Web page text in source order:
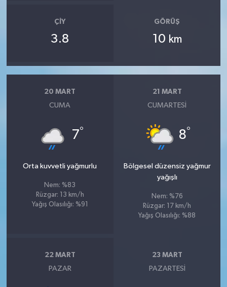
ÇIY
3.8
GÖRÜŞ
10 km
20 MART
CUMA
7°
Orta kuvvetli yağmurlu
Nem: %83
Rüzgar: 13 km/h
Yağış Olasılığı: %91
21 MART
CUMARTESI
8°
Bölgesel düzensiz yağmur
yağışlı
Nem: %76
Rüzgar: 17 km/h
Yağış Olasılığı: %88
22 MART
PAZAR
23 MART
PAZARTESI